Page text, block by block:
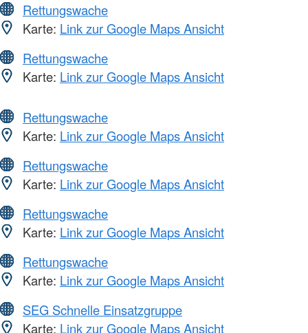
Rettungswache
Karte: Link zur Google Maps Ansicht
Rettungswache
Karte: Link zur Google Maps Ansicht
Rettungswache
Karte: Link zur Google Maps Ansicht
Rettungswache
Karte: Link zur Google Maps Ansicht
Rettungswache
Karte: Link zur Google Maps Ansicht
Rettungswache
Karte: Link zur Google Maps Ansicht
SEG Schnelle Einsatzgruppe
Karte: Link zur Google Maps Ansicht